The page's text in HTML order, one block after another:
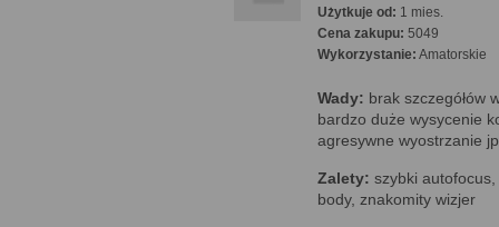
Użytkuje od: 1 mies.
Cena zakupu: 5049
Wykorzystanie: Amatorskie
Wady: brak szczegółów
bardzo duże wysycenie
agresywne wyostrzanie
Zalety: szybki
body, znakomity wizjer